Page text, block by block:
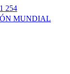
254
MUNDIAL